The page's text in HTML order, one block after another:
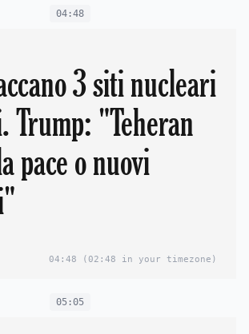
04:48
3 siti nucleari
Trump: "Teheran
pace o nuovi
04:48 (02:48 in your timezone)
05:05